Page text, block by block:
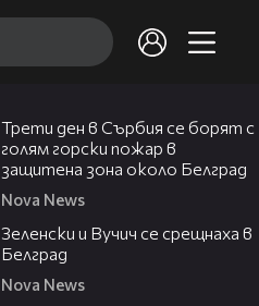
Трети ден в Сърбия се борят с
голям горски пожар в
защитена зона около Белград
Nova News
Зеленски и Вучич се срещнаха в
Белград
Nova News